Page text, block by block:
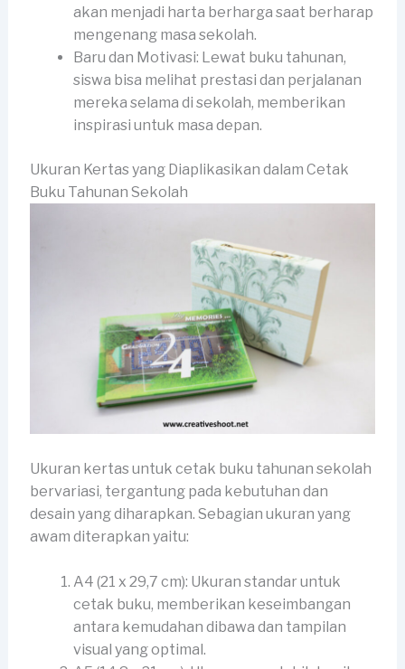
akan menjadi harta berharga saat berharap
mengenang masa sekolah.
Baru dan Motivasi: Lewat buku tahunan,
siswa bisa melihat prestasi dan perjalanan
mereka selama di sekolah, memberikan
inspirasi untuk masa depan.
Ukuran Kertas yang Diaplikasikan dalam Cetak
Buku Tahunan Sekolah
Ukuran kertas untuk cetak buku tahunan sekolah
bervariasi, tergantung pada kebutuhan dan
desain yang diharapkan. Sebagian ukuran yang
awam diterapkan yaitu:
A4 (21 x 29,7 cm): Ukuran standar untuk
cetak buku, memberikan keseimbangan
antara kemudahan dibawa dan tampilan
visual yang optimal.